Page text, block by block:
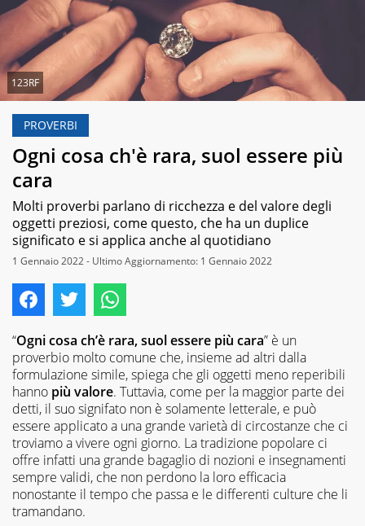
123RF
PROVERBI
Ogni cosa ch'è rara, suol essere più
cara
Molti proverbi parlano di ricchezza e del valore degli
oggetti preziosi, come questo, che ha un duplice
significato e si applica anche al quotidiano
1 Gennaio 2022 - Ultimo Aggiornamento: 1 Gennaio 2022
“Ogni cosa ch’è rara, suol essere più cara” è un
proverbio molto comune che, insieme ad altri dalla
formulazione simile, spiega che gli oggetti meno reperibili
hanno più valore. Tuttavia, come per la maggior parte dei
detti, il suo signifato non è solamente letterale, e può
essere applicato a una grande varietà di circostanze che ci
troviamo a vivere ogni giorno. La tradizione popolare ci
offre infatti una grande bagaglio di nozioni e insegnamenti
sempre validi, che non perdono la loro efficacia
nonostante il tempo che passa e le differenti culture che li
tramandano.